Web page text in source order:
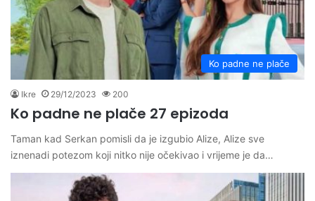
Ko padne ne plače
Ikre 29/12/2023 200
Ko padne ne plače 27 epizoda
Taman kad Serkan pomisli da je izgubio Alize, Alize sve
iznenadi potezom koji nitko nije očekivao i vrijeme je da…